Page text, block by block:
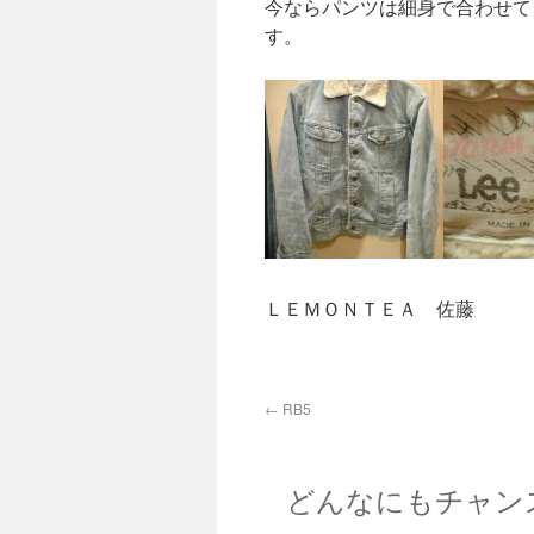
今ならパンツは細身で合わせ
す。
ＬＥＭＯＮＴＥＡ 佐藤
← RB5
どんなにもチャ